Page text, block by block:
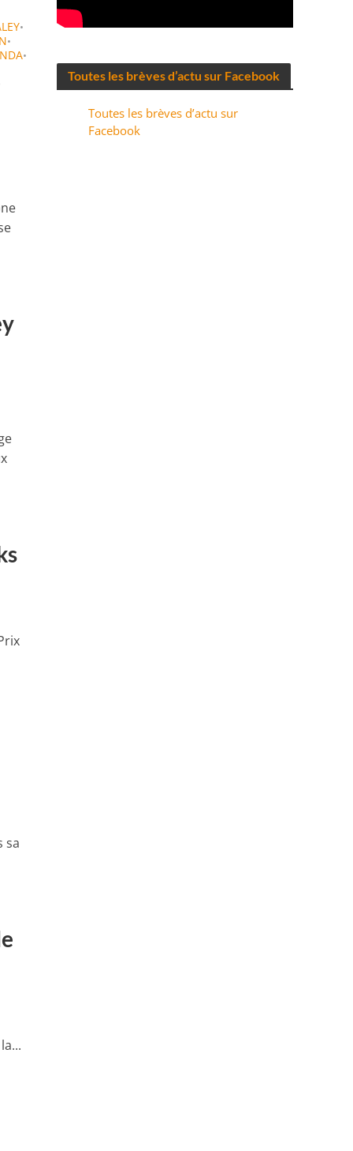
•
•
•
sa
Toutes les brèves d’actu sur Facebook
Toutes les brèves d’actu sur
Facebook